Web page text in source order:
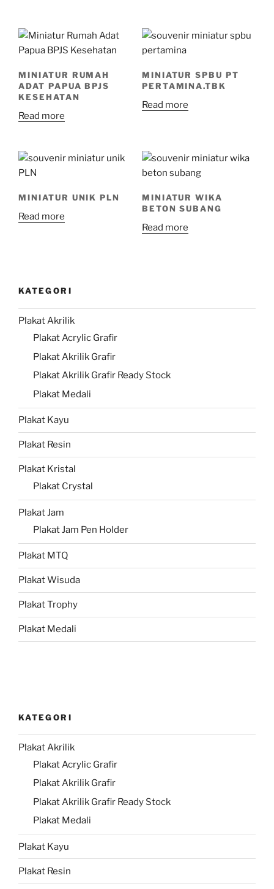
MINIATUR RUMAH
ADAT PAPUA BPJS
KESEHATAN
Read more
MINIATUR SPBU PT
PERTAMINA.TBK
Read more
MINIATUR UNIK PLN
Read more
MINIATUR WIKA
BETON SUBANG
Read more
KATEGORI
Plakat Akrilik
Plakat Acrylic Grafir
Plakat Akrilik Grafir
Plakat Akrilik Grafir Ready Stock
Plakat Medali
Plakat Kayu
Plakat Resin
Plakat Kristal
Plakat Crystal
Plakat Jam
Plakat Jam Pen Holder
Plakat MTQ
Plakat Wisuda
Plakat Trophy
Plakat Medali
KATEGORI
Plakat Akrilik
Plakat Acrylic Grafir
Plakat Akrilik Grafir
Plakat Akrilik Grafir Ready Stock
Plakat Medali
Plakat Kayu
Plakat Resin